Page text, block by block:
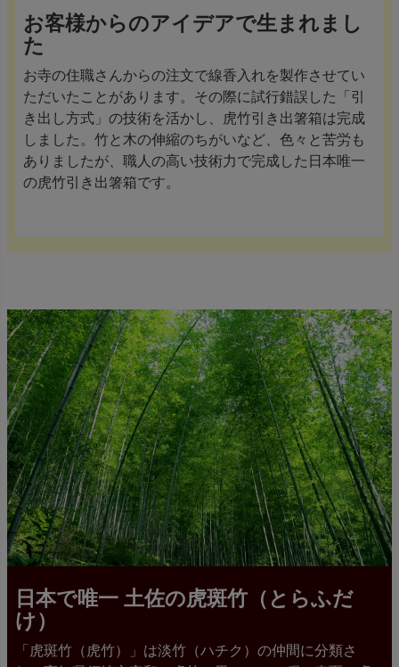
お客様からのアイデアで生まれまし
た
お寺の住職さんからの注文で線香入れを製作させてい
ただいたことがあります。その際に試行錯誤した「引
き出し方式」の技術を活かし、虎竹引き出箸箱は完成
しました。竹と木の伸縮のちがいなど、色々と苦労も
ありましたが、職人の高い技術力で完成した日本唯一
の虎竹引き出箸箱です。
日本で唯一 土佐の虎斑竹（とらふだ
け）
「虎斑竹（虎竹）」は淡竹（ハチク）の仲間に分類さ